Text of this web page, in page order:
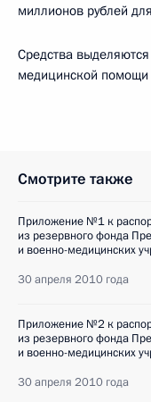
миллионов рублей
Средства
медицинской помощи
Смотрите также
Приложение №1 к
из резервного фонда
и военно-медицинских
30 апреля 2010 года
Приложение №2 к
из резервного фонда
и военно-медицинских
30 апреля 2010 года